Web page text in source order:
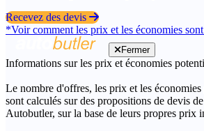
Recevez des devis
*Voir comment les prix et les économies
Fermer
Informations sur les prix et économies
Le nombre d'offres, les prix et les
sont calculés sur des propositions de devis
Autobutler, sur la base de leurs propres prix